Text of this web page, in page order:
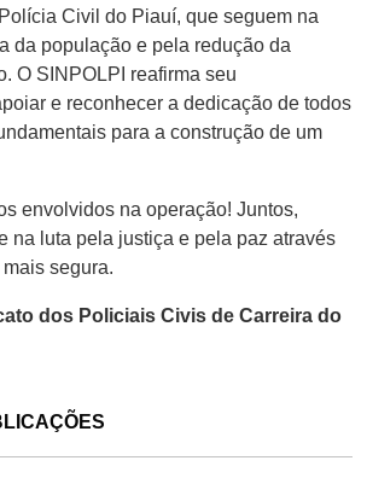
Civil do Piauí, que seguem na
da população e pela redução da
O SINPOLPI reafirma seu
e reconhecer a dedicação de todos
para a construção de um
envolvidos na operação! Juntos,
na luta pela justiça e pela paz através
segura.
dos Policiais Civis de Carreira do